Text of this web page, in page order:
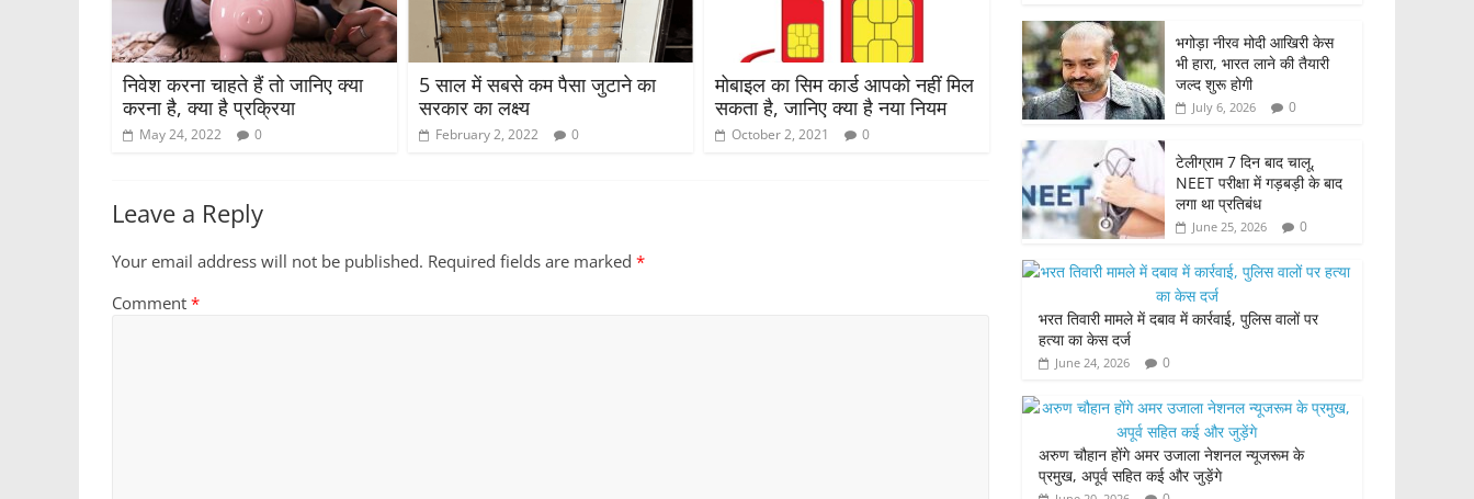
निवेश करना चाहते हैं तो जानिए क्या
करना है, क्या है प्रक्रिया
May 24, 2022 0
5 साल में सबसे कम पैसा जुटाने का
सरकार का लक्ष्य
February 2, 2022 0
मोबाइल का सिम कार्ड आपको नहीं मिल
सकता है, जानिए क्या है नया नियम
October 2, 2021 0
Leave a Reply
Your email address will not be published. Required fields are marked *
Comment *
भगोड़ा नीरव मोदी आखिरी केस
भी हारा, भारत लाने की तैयारी
जल्द शुरू होगी
July 6, 2026 0
टेलीग्राम 7 दिन बाद चालू,
NEET परीक्षा में गड़बड़ी के बाद
लगा था प्रतिबंध
June 25, 2026 0
भरत तिवारी मामले में दबाव में कार्रवाई, पुलिस वालों पर
हत्या का केस दर्ज
June 24, 2026 0
अरुण चौहान होंगे अमर उजाला नेशनल न्यूजरूम के
प्रमुख, अपूर्व सहित कई और जुड़ेंगे